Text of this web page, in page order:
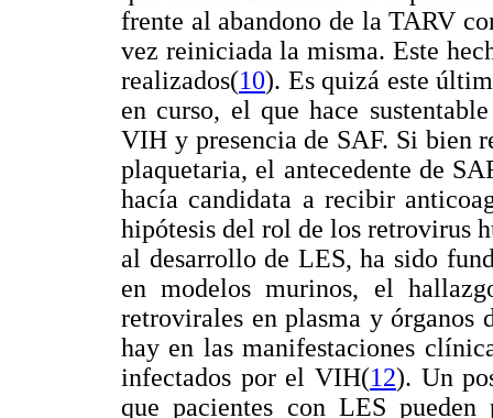
frente al abandono de la TARV
vez reiniciada la misma. Este
realizados(10). Es quizá este
en curso, el que hace
VIH y presencia de SAF. Si bien
plaquetaria, el antecedente de
hacía candidata a recibir
hipótesis del rol de los retrovirus
al desarrollo de LES, ha sido
en modelos murinos, el
retrovirales en plasma y órganos
hay en las manifestaciones
infectados por el VIH(12). Un
que pacientes con LES